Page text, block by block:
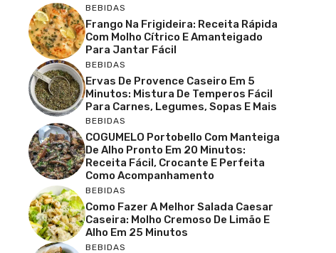
BEBIDAS
Frango Na Frigideira: Receita Rápida
Com Molho Cítrico E Amanteigado
Para Jantar Fácil
BEBIDAS
Ervas De Provence Caseiro Em 5
Minutos: Mistura De Temperos Fácil
Para Carnes, Legumes, Sopas E Mais
BEBIDAS
COGUMELO Portobello Com Manteiga
De Alho Pronto Em 20 Minutos:
Receita Fácil, Crocante E Perfeita
Como Acompanhamento
BEBIDAS
Como Fazer A Melhor Salada Caesar
Caseira: Molho Cremoso De Limão E
Alho Em 25 Minutos
BEBIDAS